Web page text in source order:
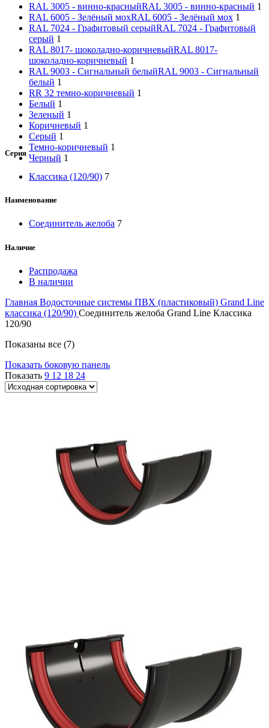
RAL 3005 - винно-красныйRAL 3005 - винно-красный 1
RAL 6005 - Зелёный мохRAL 6005 - Зелёный мох 1
RAL 7024 - Графитовый серыйRAL 7024 - Графитовый
серый 1
RAL 8017- шоколадно-коричневыйRAL 8017-
шоколадно-коричневый 1
RAL 9003 - Сигнальный белыйRAL 9003 - Сигнальный
белый 1
RR 32 темно-коричневый 1
Белый 1
Зеленый 1
Коричневый 1
Серый 1
Темно-коричневый 1
Черный 1
Серия
Классика (120/90) 7
Наименование
Соединитель желоба 7
Наличие
Распродажа
В наличии
Главная Водосточные системы ПВХ (пластиковый) Grand Line
классика (120/90) Соединитель желоба Grand Line Классика
120/90
Показаны все (7)
Показать боковую панель
Показать 9 12 18 24